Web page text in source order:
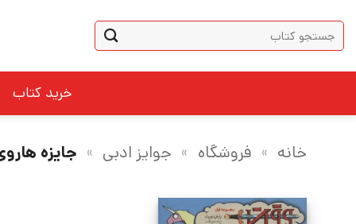
content
جستجو
برای:
خرید کتاب
خانه » فروشگاه » جوایز ادبی » جایزه